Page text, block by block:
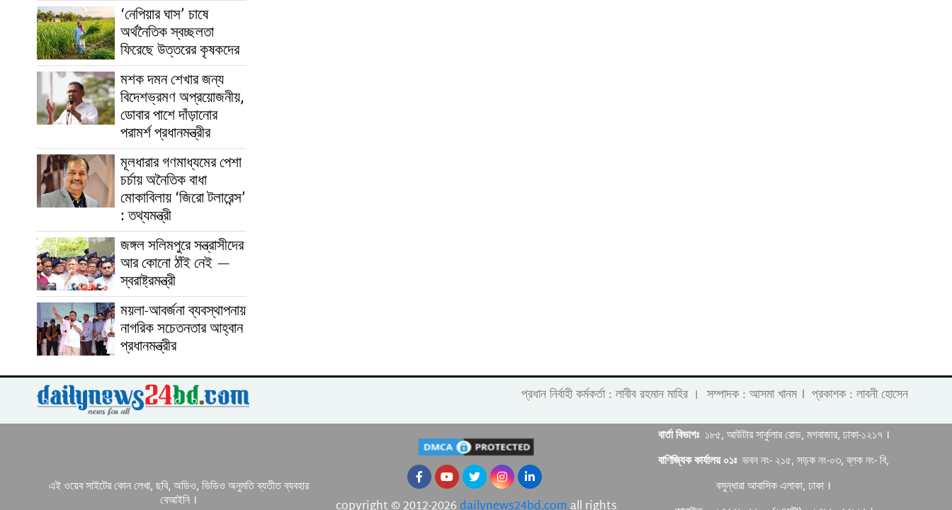
‘নেপিয়ার ঘাস’ চাষে
অর্থনৈতিক স্বচ্ছলতা
ফিরেছে উত্তরের কৃষকদের
মশক দমন শেখার জন্য
বিদেশভ্রমণ অপ্রয়োজনীয়,
ডোবার পাশে দাঁড়ানোর
পরামর্শ প্রধানমন্ত্রীর
মূলধারার গণমাধ্যমের পেশা
চর্চায় অনৈতিক বাধা
মোকাবিলায় ‘জিরো টলারেন্স’
: তথ্যমন্ত্রী
জঙ্গল সলিমপুরে সন্ত্রাসীদের
আর কোনো ঠাঁই নেই —
স্বরাষ্ট্রমন্ত্রী
ময়লা-আবর্জনা ব্যবস্থাপনায়
নাগরিক সচেতনতার আহ্বান
প্রধানমন্ত্রীর
প্রধান নির্বাহী কর্মকর্তা : লাবীব রহমান মাহির । সম্পাদক : আসমা খানম । প্রকাশক : লাবনী হোসেন
এই ওয়েব সাইটের কোন লেখা, ছবি, অডিও, ভিডিও অনুমতি ব্যতীত ব্যবহার
বেআইনি ।
বার্তা বিভাগঃ১৮৫, আউটার সার্কুলার রোড, মগবাজার, ঢাকা-১২১৭ ।
বাণিজ্যিক কার্যালয় ০১ঃভবন নং- ২১৫, সড়ক নং-০৩, ব্লক নং- বি,
বসুন্ধারা আবাসিক এলাকা, ঢাকা ।